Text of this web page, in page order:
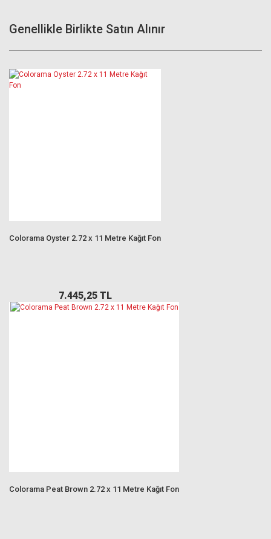
Genellikle Birlikte Satın Alınır
Colorama Oyster 2.72 x 11 Metre Kağıt Fon
7.445,25 TL
Colorama Peat Brown 2.72 x 11 Metre Kağıt Fon